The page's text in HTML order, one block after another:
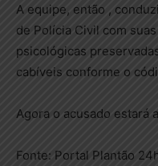
A equipe, então ,
de Polícia Civil com
psicológicas
cabíveis conforme o
Agora o acusado estará
Fonte: Portal Plantão